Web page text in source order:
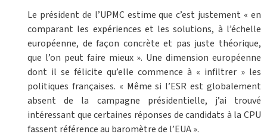
Le président de l’UPMC estime que c’est justement « en
comparant les expériences et les solutions, à l’échelle
européenne, de façon concrète et pas juste théorique,
que l’on peut faire mieux ». Une dimension européenne
dont il se félicite qu’elle commence à « infiltrer » les
politiques françaises. « Même si l’ESR est globalement
absent de la campagne présidentielle, j’ai trouvé
intéressant que certaines réponses de candidats à la CPU
fassent référence au baromètre de l’EUA ».